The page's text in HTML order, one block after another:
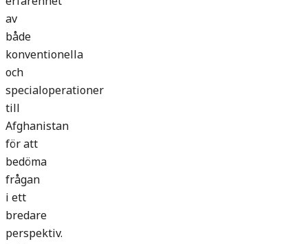
av
både
konventionella
och
specialoperationer
till
Afghanistan
för att
bedöma
frågan
i ett
bredare
perspektiv.